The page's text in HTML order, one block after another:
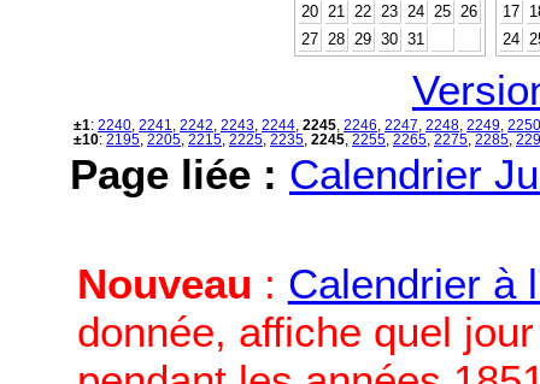
20
21 22 23 24 25
26
27
28 29 30 31
17
24
±1: 2240 2241 2242 2243 2244 2245 2246 2247 2248 2249 2250
±10: 2195 2205 2215 2225 2235 2245 2255 2265 2275 2285
Page liée : Calendrier
Nouveau : Calendrier à
donnée, affiche quel